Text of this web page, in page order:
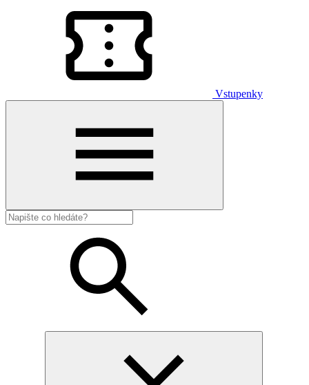
Vstupenky